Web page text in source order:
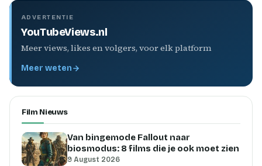
ADVERTENTIE
YouTubeViews.nl
Meer views, likes en volgers, voor elk platform
Meer weten
Film Nieuws
Van bingemode Fallout naar
biosmodus: 8 films die je ook moet zien
9 August 2026